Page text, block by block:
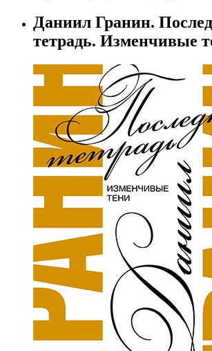
Даниил Гранин.
тетрадь. Изменчивые